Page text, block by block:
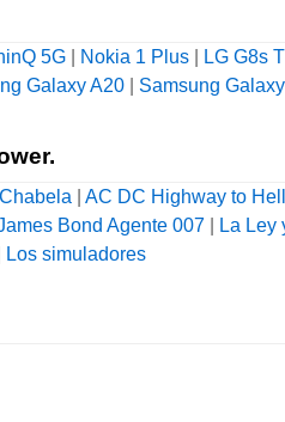
5G Nokia 1 Plus LG G8s
Galaxy A20 Samsung
Chabela AC DC Highway to
Bond Agente 007 La Ley
Los simuladores